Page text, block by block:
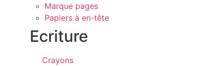
Marque pages
Papiers à en-tête
Ecriture
Crayons